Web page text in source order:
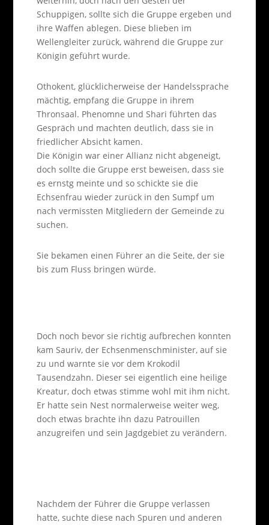
Schuppigen, sollte sich die Gruppe ergeben und
ihre Waffen ablegen. Diese blieben im
Wellengleiter zurück, während die Gruppe zur
Königin geführt wurde.
Othokent, glücklicherweise der Handelssprache
mächtig, empfang die Gruppe in ihrem
Thronsaal. Phenomne und Shari führten das
Gespräch und machten deutlich, dass sie in
friedlicher Absicht kamen.
Die Königin war einer Allianz nicht abgeneigt,
doch sollte die Gruppe erst beweisen, dass sie
es ernstg meinte und so schickte sie die
Echsenfrau wieder zurück in den Sumpf um
nach vermissten Mitgliedern der Gemeinde zu
suchen.
Sie bekamen einen Führer an die Seite, der sie
bis zum Fluss bringen würde.
Doch noch bevor sie richtig aufbrechen konnten
kam Sauriv, der Echsenmenschminister, auf sie
zu und warnte sie vor dem Krokodil
Tausendzahn. Dieser sei eigentlich eine heilige
Kreatur, doch etwas stimme wohl mit ihm nicht.
Er hatte sein Nest normalerweise weiter weg,
doch etwas brachte ihn dazu Patrouillen
anzugreifen und sein Jagdgebiet zu verändern.
Nachdem der Führer die Gruppe verlassen
hatte, suchte diese nach Spuren und anderen